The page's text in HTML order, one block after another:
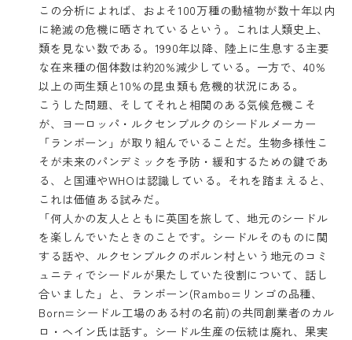
この分析によれば、およそ100万種の動植物が数十年以内
に絶滅の危機に晒されているという。これは人類史上、
類を見ない数である。1990年以降、陸上に生息する主要
な在来種の個体数は約20%減少している。一方で、40%
以上の両生類と10%の昆虫類も危機的状況にある。
こうした問題、そしてそれと相関のある気候危機こそ
が、ヨーロッパ・ルクセンブルクのシードルメーカー
「ランボーン」が取り組んでいることだ。生物多様性こ
そが未来のパンデミックを予防・緩和するための鍵であ
る、と国連やWHOは認識している。それを踏まえると、
これは価値ある試みだ。
「何人かの友人とともに英国を旅して、地元のシードル
を楽しんでいたときのことです。シードルそのものに関
する話や、ルクセンブルクのボルン村という地元のコミ
ュニティでシードルが果たしていた役割について、話し
合いました」と、ランボーン(Rambo=リンゴの品種、
Born=シードル工場のある村の名前)の共同創業者のカル
ロ・ヘイン氏は話す。シードル生産の伝統は廃れ、果実